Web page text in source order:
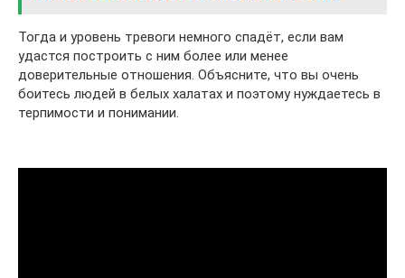
Тогда и уровень тревоги немного спадёт, если вам
удастся построить с ним более или менее
доверительные отношения. Объясните, что вы очень
боитесь людей в белых халатах и поэтому нуждаетесь в
терпимости и понимании.